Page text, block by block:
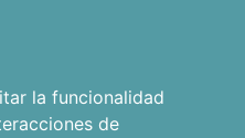
la funcionalidad
de